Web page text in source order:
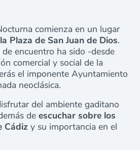
comienza en un lugar
la Plaza de San Juan de Dios.
encuentro ha sido -desde
comercial y social de la
el imponente Ayuntamiento
neoclásica.
del ambiente gaditano
de escuchar sobre los
Cádiz y su importancia en el